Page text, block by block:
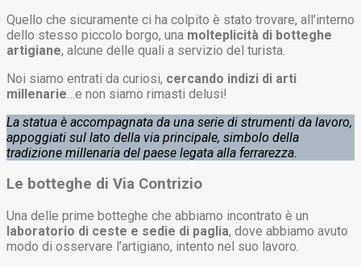
Quello che sicuramente ci ha colpito è stato trovare, all’interno
dello stesso piccolo borgo, una molteplicità di botteghe
artigiane, alcune delle quali a servizio del turista.
Noi siamo entrati da curiosi, cercando indizi di arti
millenarie …e non siamo rimasti delusi!
La statua è accompagnata da una serie di strumenti da lavoro,
appoggiati sul lato della via principale, simbolo della
tradizione millenaria del paese legata alla ferrarezza.
Le botteghe di Via Contrizio
Una delle prime botteghe che abbiamo incontrato è un
laboratorio di ceste e sedie di paglia, dove abbiamo avuto
modo di osservare l’artigiano, intento nel suo lavoro.